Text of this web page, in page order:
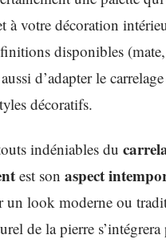
à votre décoration
disponibles
d’adapter le
décoratifs.
indéniables du
est son aspect
un look moderne ou
de la pierre